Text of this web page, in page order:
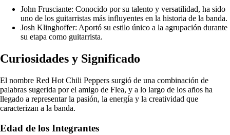
John Frusciante: Conocido por su talento y versatilidad, ha sido
uno de los guitarristas más influyentes en la historia de la banda.
Josh Klinghoffer: Aportó su estilo único a la agrupación durante
su etapa como guitarrista.
Curiosidades y Significado
El nombre Red Hot Chili Peppers surgió de una combinación de
palabras sugerida por el amigo de Flea, y a lo largo de los años ha
llegado a representar la pasión, la energía y la creatividad que
caracterizan a la banda.
Edad de los Integrantes